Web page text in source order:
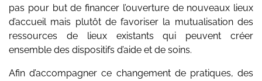
pas pour but de financer l’ouverture de nouveaux lieux
d’accueil mais plutôt de favoriser la mutualisation des
ressources de lieux existants qui peuvent créer
ensemble des dispositifs d’aide et de soins.
Afin d’accompagner ce changement de pratiques, des